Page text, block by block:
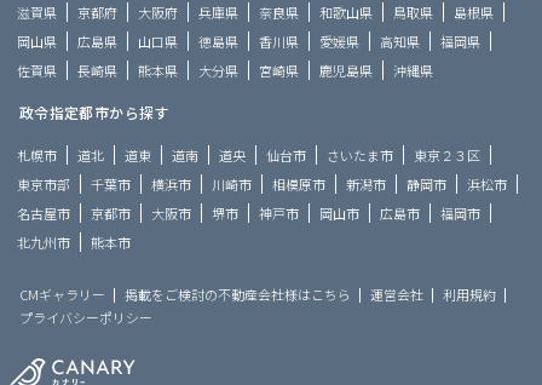
滋賀県
京都府 大阪府 兵庫県 奈良県 和歌山県 鳥取県
島根県
岡山県
広島県 山口県 徳島県 香川県 愛媛県 高知県
福岡県
佐賀県
長崎県 熊本県 大分県 宮崎県 鹿児島県 沖縄県
政令指定都市から探す
札幌市 道北 道東 道南 道央 仙台市 さいたま市
東京２３区
東京市部
千葉市 横浜市 川崎市 相模原市 新潟市 静岡市
浜松市
名古屋市
京都市 大阪市 堺市 神戸市 岡山市 広島市
福岡市
北九州市
熊本市
CMギャラリー 掲載をご検討の不動産会社様はこちら 運営会社
利用規約
プライバシーポリシー